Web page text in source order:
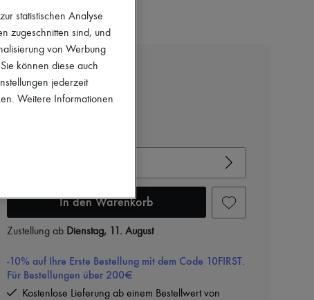
JIMMY CHOO
Flache Sandalen Ayla
In den Warenkorb
Zustellung ab Dienstag, 11. August
-10% auf Ihre Erste Bestellung mit dem Code 10FIRST.
Für Bestellungen über 200€
Kostenlose Lieferung ab einem Bestellwert von
statistischen Analyse
zugeschnitten sind, und
von Werbung
können diese auch
jederzeit
Weitere Informationen